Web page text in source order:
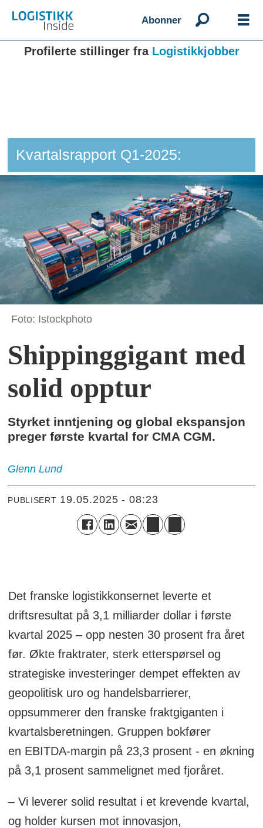
Abonner
Profilerte stillinger fra Logistikkjobber
Kvartalsrapport Q1-2025:
Foto: Istockphoto
Shippinggigant med
solid opptur
Styrket inntjening og global ekspansjon
preger første kvartal for CMA CGM.
Glenn Lund
PUBLISERT 19.05.2025 - 08:23
Det franske logistikkonsernet leverte et
driftsresultat på 3,1 milliarder dollar i første
kvartal 2025 – opp nesten 30 prosent fra året
før. Økte fraktrater, sterk etterspørsel og
strategiske investeringer dempet effekten av
geopolitisk uro og handelsbarrierer,
oppsummerer den franske fraktgiganten i
kvartalsberetningen. Gruppen bokfører
en EBITDA-margin på 23,3 prosent - en økning
på 3,1 prosent sammelignet med fjoråret.
– Vi leverer solid resultat i et krevende kvartal,
og holder kursen mot innovasjon,